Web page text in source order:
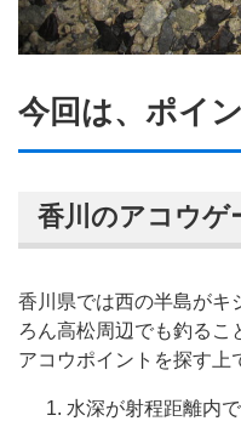
今回は、ポイ
香川のアコウゲ
香川県では西の半島がキ
ろん高松周辺でも釣るこ
アコウポイントを探す上
水深が射程距離内